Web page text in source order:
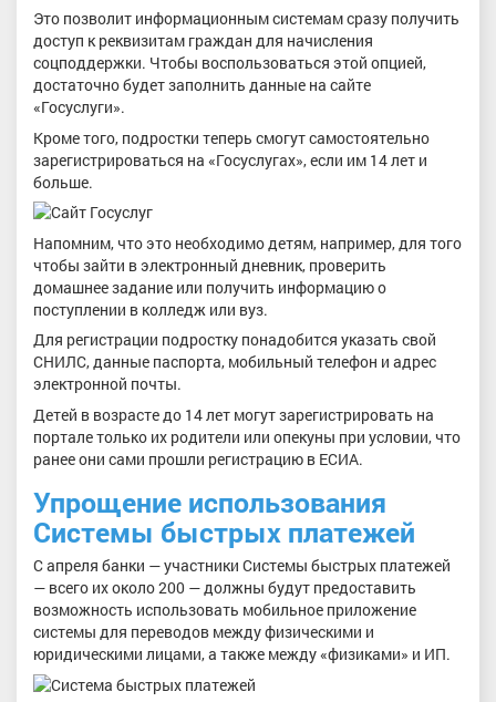
Это позволит информационным системам сразу получить
доступ к реквизитам граждан для начисления
соцподдержки. Чтобы воспользоваться этой опцией,
достаточно будет заполнить данные на сайте
«Госуслуги».
Кроме того, подростки теперь смогут самостоятельно
зарегистрироваться на «Госуслугах», если им 14 лет и
больше.
Напомним, что это необходимо детям, например, для того
чтобы зайти в электронный дневник, проверить
домашнее задание или получить информацию о
поступлении в колледж или вуз.
Для регистрации подростку понадобится указать свой
СНИЛС, данные паспорта, мобильный телефон и адрес
электронной почты.
Детей в возрасте до 14 лет могут зарегистрировать на
портале только их родители или опекуны при условии, что
ранее они сами прошли регистрацию в ЕСИА.
Упрощение использования
Системы быстрых платежей
С апреля банки — участники Системы быстрых платежей
— всего их около 200 — должны будут предоставить
возможность использовать мобильное приложение
системы для переводов между физическими и
юридическими лицами, а также между «физиками» и ИП.